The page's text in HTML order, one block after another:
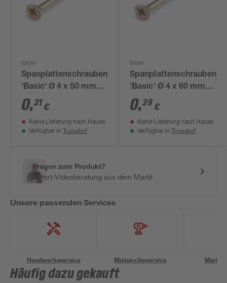
toom
Spanplattenschrauben
'Basic' Ø 4 x 50 mm
PZ
0,21 €
Keine Lieferung nach Hause
Verfügbar in Troisdorf
toom
Spanplattenschrauben
'Basic' Ø 4 x 60 mm
PZ
0,29 €
Keine Lieferung nach Hause
Verfügbar in Troisdorf
Fragen zum Produkt?
Sofort-Videoberatung aus dem Markt
Unsere passenden Services
Handwerksservice Mietgeräteservice
Häufig dazu gekauft